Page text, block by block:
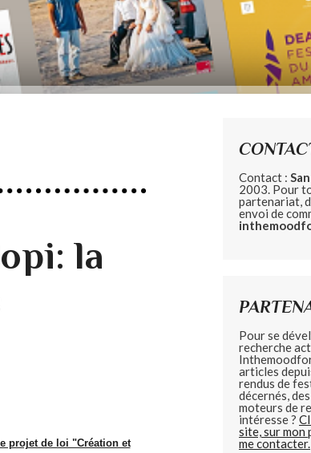
la
projet de loi "Création et
Contact :
2003. Pour
partenariat,
envoi de
Pour se
recherche
articles
rendus de
décernés,
moteurs de
intéresse ?
site, sur mon
me contacter.